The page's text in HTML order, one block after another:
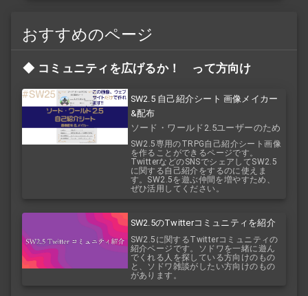
おすすめのページ
コミュニティを広げるか！ って方向け
SW2.5 自己紹介シート 画像メイカー
&配布
ソード・ワールド2.5ユーザーのため
のTRPG自己紹介シート
SW2.5専用のTRPG自己紹介シート画像
を作ることができるページです。
TwitterなどのSNSでシェアしてSW2.5
に関する自己紹介をするのに使えま
す。SW2.5を遊ぶ仲間を増やすため、
ぜひ活用してください。
SW2.5のTwitterコミュニティを紹介
SW2.5に関するTwitterコミュニティの
紹介ページです。ソドワを一緒に遊ん
でくれる人を探している方向けのもの
と、ソドワ雑談がしたい方向けのもの
があります。